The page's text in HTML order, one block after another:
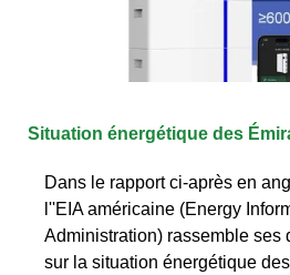
Situation énergétique des
Dans le rapport ci-après en
l''EIA américaine (Energy
Administration) rassemble ses
sur la situation énergétique des